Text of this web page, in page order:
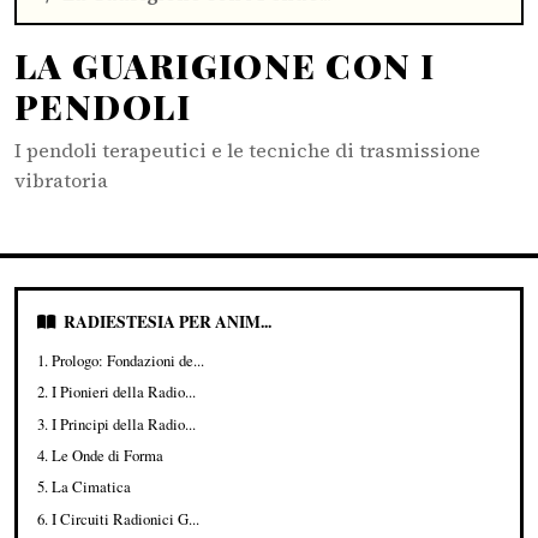
LA GUARIGIONE CON I
PENDOLI
I pendoli terapeutici e le tecniche di trasmissione
vibratoria
RADIESTESIA PER ANIM...
1. Prologo: Fondazioni de...
2. I Pionieri della Radio...
3. I Principi della Radio...
4. Le Onde di Forma
5. La Cimatica
6. I Circuiti Radionici G...